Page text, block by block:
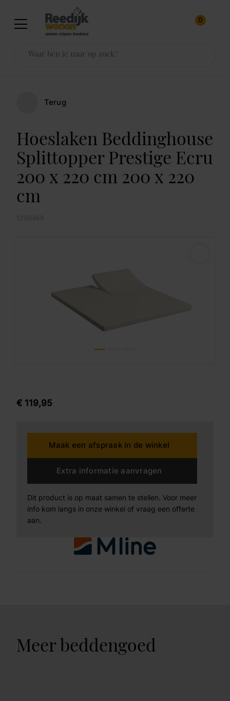
0
Terug
Hoeslaken Beddinghouse
Splittopper Prestige Ecru
200 x 220 cm 200 x 220
cm
€ 119,95
Maak een afspraak in de winkel
Extra informatie aanvragen
Dit product is op maat samen te stellen. Voor meer
info kom langs in onze winkel of vraag een offerte
aan.
Meer beddengoed